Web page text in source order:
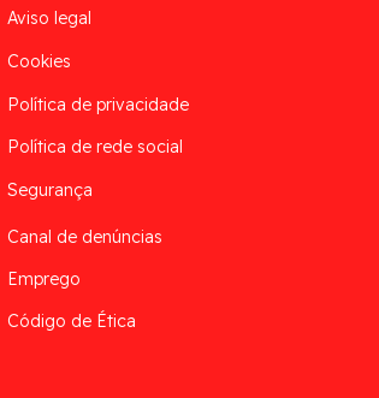
Aviso legal
Cookies
Política de privacidade
Política de rede social
Segurança
Canal de denúncias
Emprego
Código de Ética